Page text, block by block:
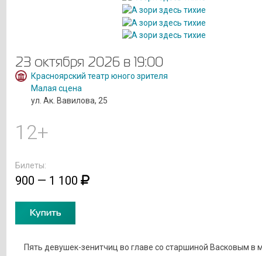
23 октября 2026 в 19:00
Красноярский театр юного зрителя
Малая сцена
ул. Ак. Вавилова, 25
12+
Билеты:
900 — 1 100
Купить
Пять девушек-зенитчиц во главе со старшиной Васковым в